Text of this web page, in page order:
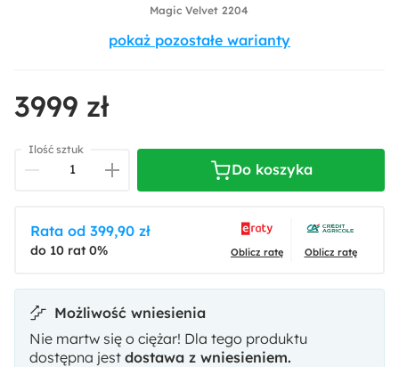
Magic Velvet 2204
3999 zł
Ilość sztuk
Do koszyka
Rata od 399,90 zł
do 10 rat 0% Oblicz ratę Oblicz ratę
Możliwość wniesienia
Nie martw się o ciężar! Dla tego produktu
dostępna jest dostawa z wniesieniem.